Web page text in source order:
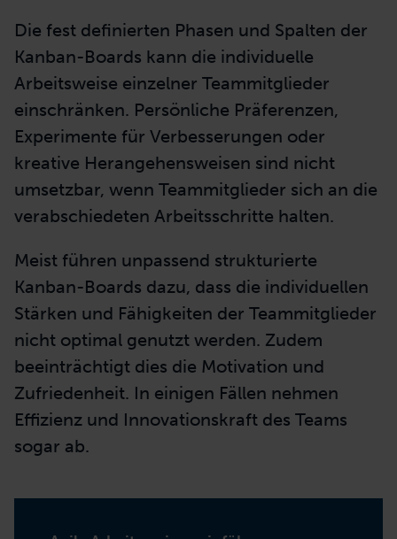
Die fest definierten Phasen und Spalten der
Kanban-Boards kann die individuelle
Arbeitsweise einzelner Teammitglieder
einschränken. Persönliche Präferenzen,
Experimente für Verbesserungen oder
kreative Herangehensweisen sind nicht
umsetzbar, wenn Teammitglieder sich an die
verabschiedeten Arbeitsschritte halten.
Meist führen unpassend strukturierte
Kanban-Boards dazu, dass die individuellen
Stärken und Fähigkeiten der Teammitglieder
nicht optimal genutzt werden. Zudem
beeinträchtigt dies die Motivation und
Zufriedenheit. In einigen Fällen nehmen
Effizienz und Innovationskraft des Teams
sogar ab.